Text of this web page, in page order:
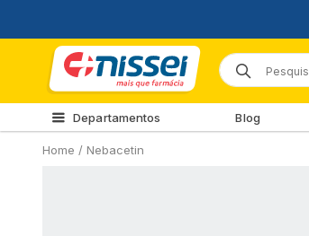
Departamentos Blog
Home / Nebacetin